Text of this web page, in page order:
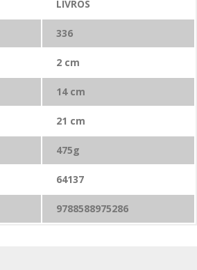
LIVROS
336
2 cm
14cm
21 cm
475g
64137
9788588975286